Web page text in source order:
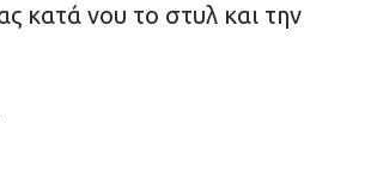
κατά νου το στυλ και την